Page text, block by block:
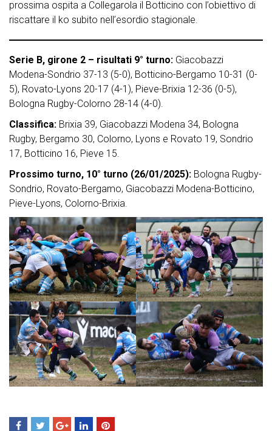
prossima ospita a Collegarola il Botticino con l’obiettivo di
riscattare il ko subito nell’esordio stagionale.
Serie B, girone 2 – risultati 9° turno: Giacobazzi
Modena-Sondrio 37-13 (5-0), Botticino-Bergamo 10-31 (0-
5), Rovato-Lyons 20-17 (4-1), Pieve-Brixia 12-36 (0-5),
Bologna Rugby-Colorno 28-14 (4-0).
Classifica: Brixia 39, Giacobazzi Modena 34, Bologna
Rugby, Bergamo 30, Colorno, Lyons e Rovato 19, Sondrio
17, Botticino 16, Pieve 15.
Prossimo turno, 10° turno (26/01/2025): Bologna Rugby-
Sondrio, Rovato-Bergamo, Giacobazzi Modena-Botticino,
Pieve-Lyons, Colorno-Brixia.